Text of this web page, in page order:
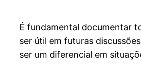
É fundamental documentar
ser útil em futuras
ser um diferencial em